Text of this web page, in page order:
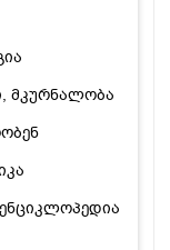
მკურნალობა